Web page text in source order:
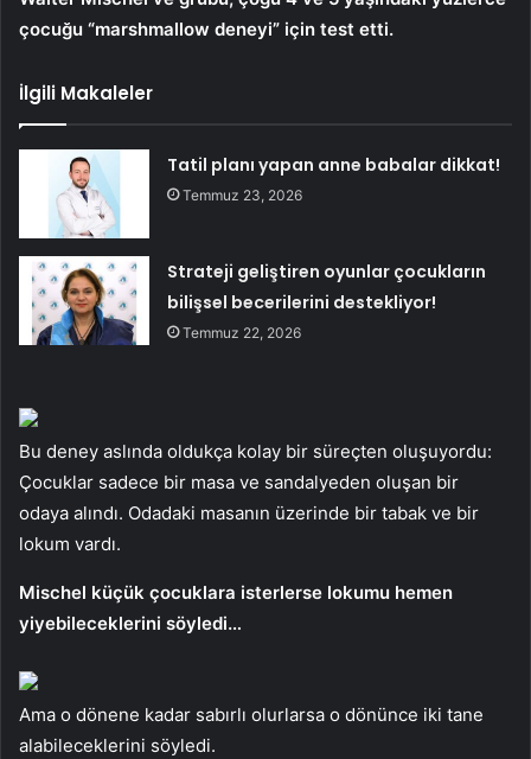
çocuğu “marshmallow deneyi” için test etti.
İlgili Makaleler
Tatil planı yapan anne babalar dikkat!
Temmuz 23, 2026
Strateji geliştiren oyunlar çocukların
bilişsel becerilerini destekliyor!
Temmuz 22, 2026
Bu deney aslında oldukça kolay bir süreçten oluşuyordu:
Çocuklar sadece bir masa ve sandalyeden oluşan bir
odaya alındı. Odadaki masanın üzerinde bir tabak ve bir
lokum vardı.
Mischel küçük çocuklara isterlerse lokumu hemen
yiyebileceklerini söyledi…
Ama o dönene kadar sabırlı olurlarsa o dönünce iki tane
alabileceklerini söyledi.